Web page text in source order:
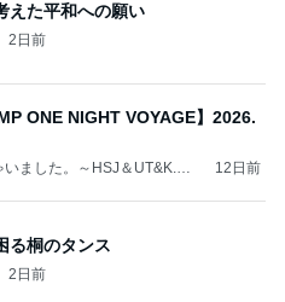
えた平和への願い
2日前
ONE NIGHT VOYAGE】2026.
ました。～HSJ＆UT&K.O.
12日前
る桐のタンス
2日前